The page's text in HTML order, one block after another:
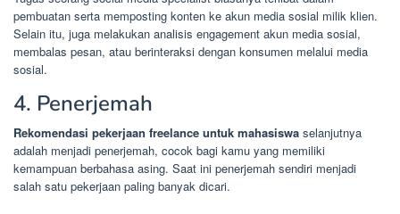
pembuatan serta memposting konten ke akun media sosial milik klien.
Selain itu, juga melakukan analisis engagement akun media sosial,
membalas pesan, atau berinteraksi dengan konsumen melalui media
sosial.
4. Penerjemah
Rekomendasi pekerjaan freelance untuk mahasiswa selanjutnya
adalah menjadi penerjemah, cocok bagi kamu yang memiliki
kemampuan berbahasa asing. Saat ini penerjemah sendiri menjadi
salah satu pekerjaan paling banyak dicari.